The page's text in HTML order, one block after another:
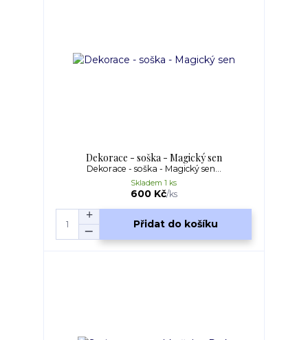
Dekorace - soška - Magický sen
Dekorace - soška - Magický sen...
600 Kč/ks
Skladem 1 ks
Přidat do košíku